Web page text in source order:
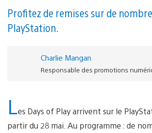
Profitez de remises sur de
PlayStation.
Charlie Mangan
Responsable des promotions
Les Days of Play arrivent sur le
partir du 28 mai. Au programme : de